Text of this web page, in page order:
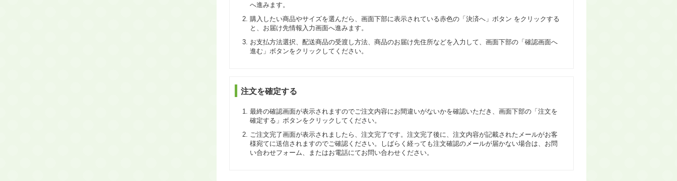
へ進みます。
購入したい商品やサイズを選んだら、画面下部に表示されている赤色の「決済へ」ボタン をクリックする
と、お届け先情報入力画面へ進みます。
お支払方法選択、配送商品の受渡し方法、商品のお届け先住所などを入力して、画面下部の「確認画面へ
進む」ボタンをクリックしてください。
注文を確定する
最終の確認画面が表示されますのでご注文内容にお間違いがないかを確認いただき、画面下部の「注文を
確定する」ボタンをクリックしてください。
ご注文完了画面が表示されましたら、注文完了です。注文完了後に、注文内容が記載されたメールがお客
様宛てに送信されますのでご確認ください。しばらく経っても注文確認のメールが届かない場合は、お問
い合わせフォーム、またはお電話にてお問い合わせください。